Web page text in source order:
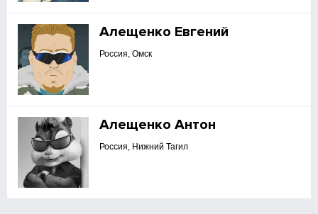
Алещенко Евгений
Россия, Омск
Алещенко Антон
Россия, Нижний Тагил